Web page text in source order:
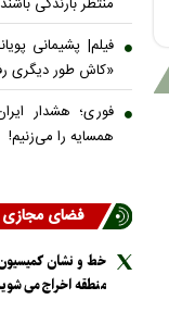
فیلم| پشیمانی
«کاش طور دیگری
فوری؛ هشدار
همسایه را می‌زنیم!
فضای مجازی
خط و نشان کمیسیون
منطقه اخراج می